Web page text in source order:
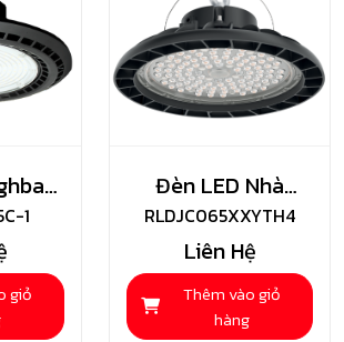
–
1
giỏ
Đèn LED Nhà
Xưởng Highbay
Toshiba
RLDJC065XXYTH4
Liên Hệ
Thêm vào giỏ
hàng